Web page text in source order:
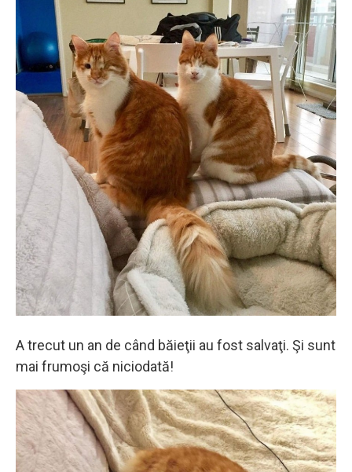
A trecut un an de când băieţii au fost salvaţi. Şi sunt
mai frumoşi că niciodată!